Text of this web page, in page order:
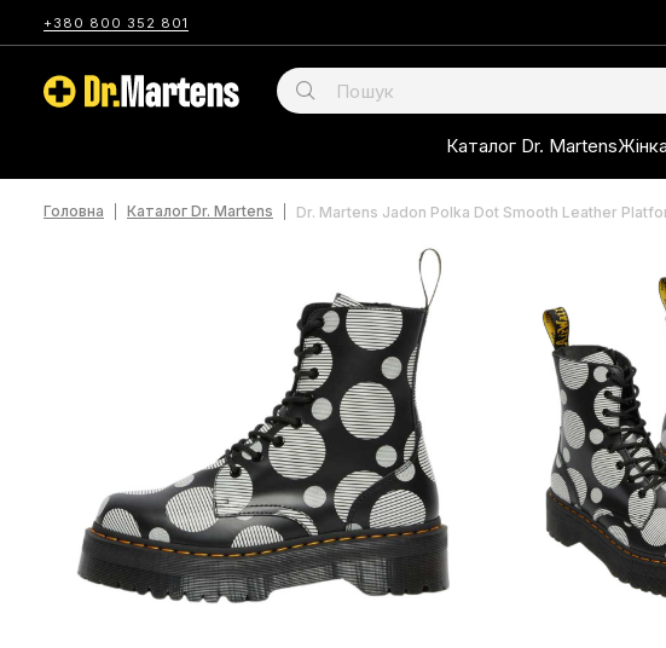
+380 800 352 801
Каталог Dr. Martens
Головна Каталог Dr. Martens Dr. Martens Jadon Polka Dot Smooth Leather